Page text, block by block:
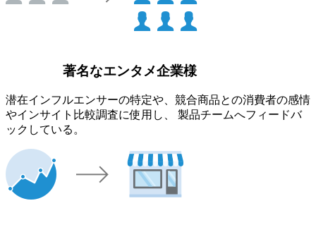
著名なエンタメ企業様
潜在インフルエンサーの特定や、競合商品との消費者の感情
やインサイト比較調査に使用し、 製品チームへフィードバ
ックしている。